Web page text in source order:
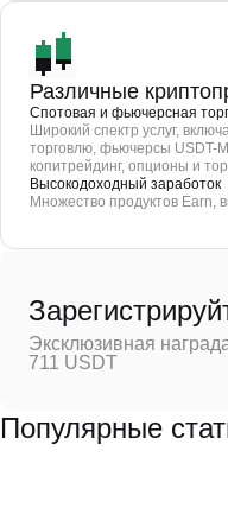
Различные
Спотовая и фьючерсная
Широкий спектр услуг,
торговлю, фьючерсы USDT-
копитрейдинг, опционы и
Высокодоходный заработок
Множество продуктов Earn,
Эксклюзивная
711 USDT
Популярные